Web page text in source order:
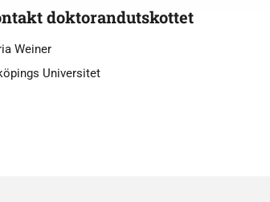
doktorandutskottet
Weiner
Universitet